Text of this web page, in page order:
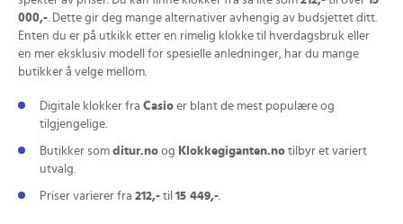
000,-. Dette gir deg mange alternativer avhengig av budsjettet ditt.
Enten du er på utkikk etter en rimelig klokke til hverdagsbruk eller
en mer eksklusiv modell for spesielle anledninger, har du mange
butikker å velge mellom.
Digitale klokker fra Casio er blant de mest populære og
tilgjengelige.
Butikker som ditur.no og Klokkegiganten.no tilbyr et variert
utvalg.
Priser varierer fra 212,- til 15 449,-.